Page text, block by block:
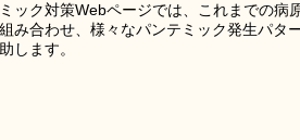
ック対策Webページでは、これまでの病
み合わせ、様々なパンテミック発生パタ
します。